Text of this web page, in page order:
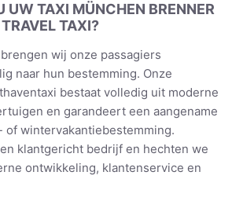
UW TAXI MÜNCHEN BRENNER
TAXI?
wij onze passagiers
naar hun bestemming. Onze
bestaat volledig uit moderne
en garandeert een aangename
of wintervakantiebestemming.
klantgericht bedrijf en hechten we
ontwikkeling, klantenservice en